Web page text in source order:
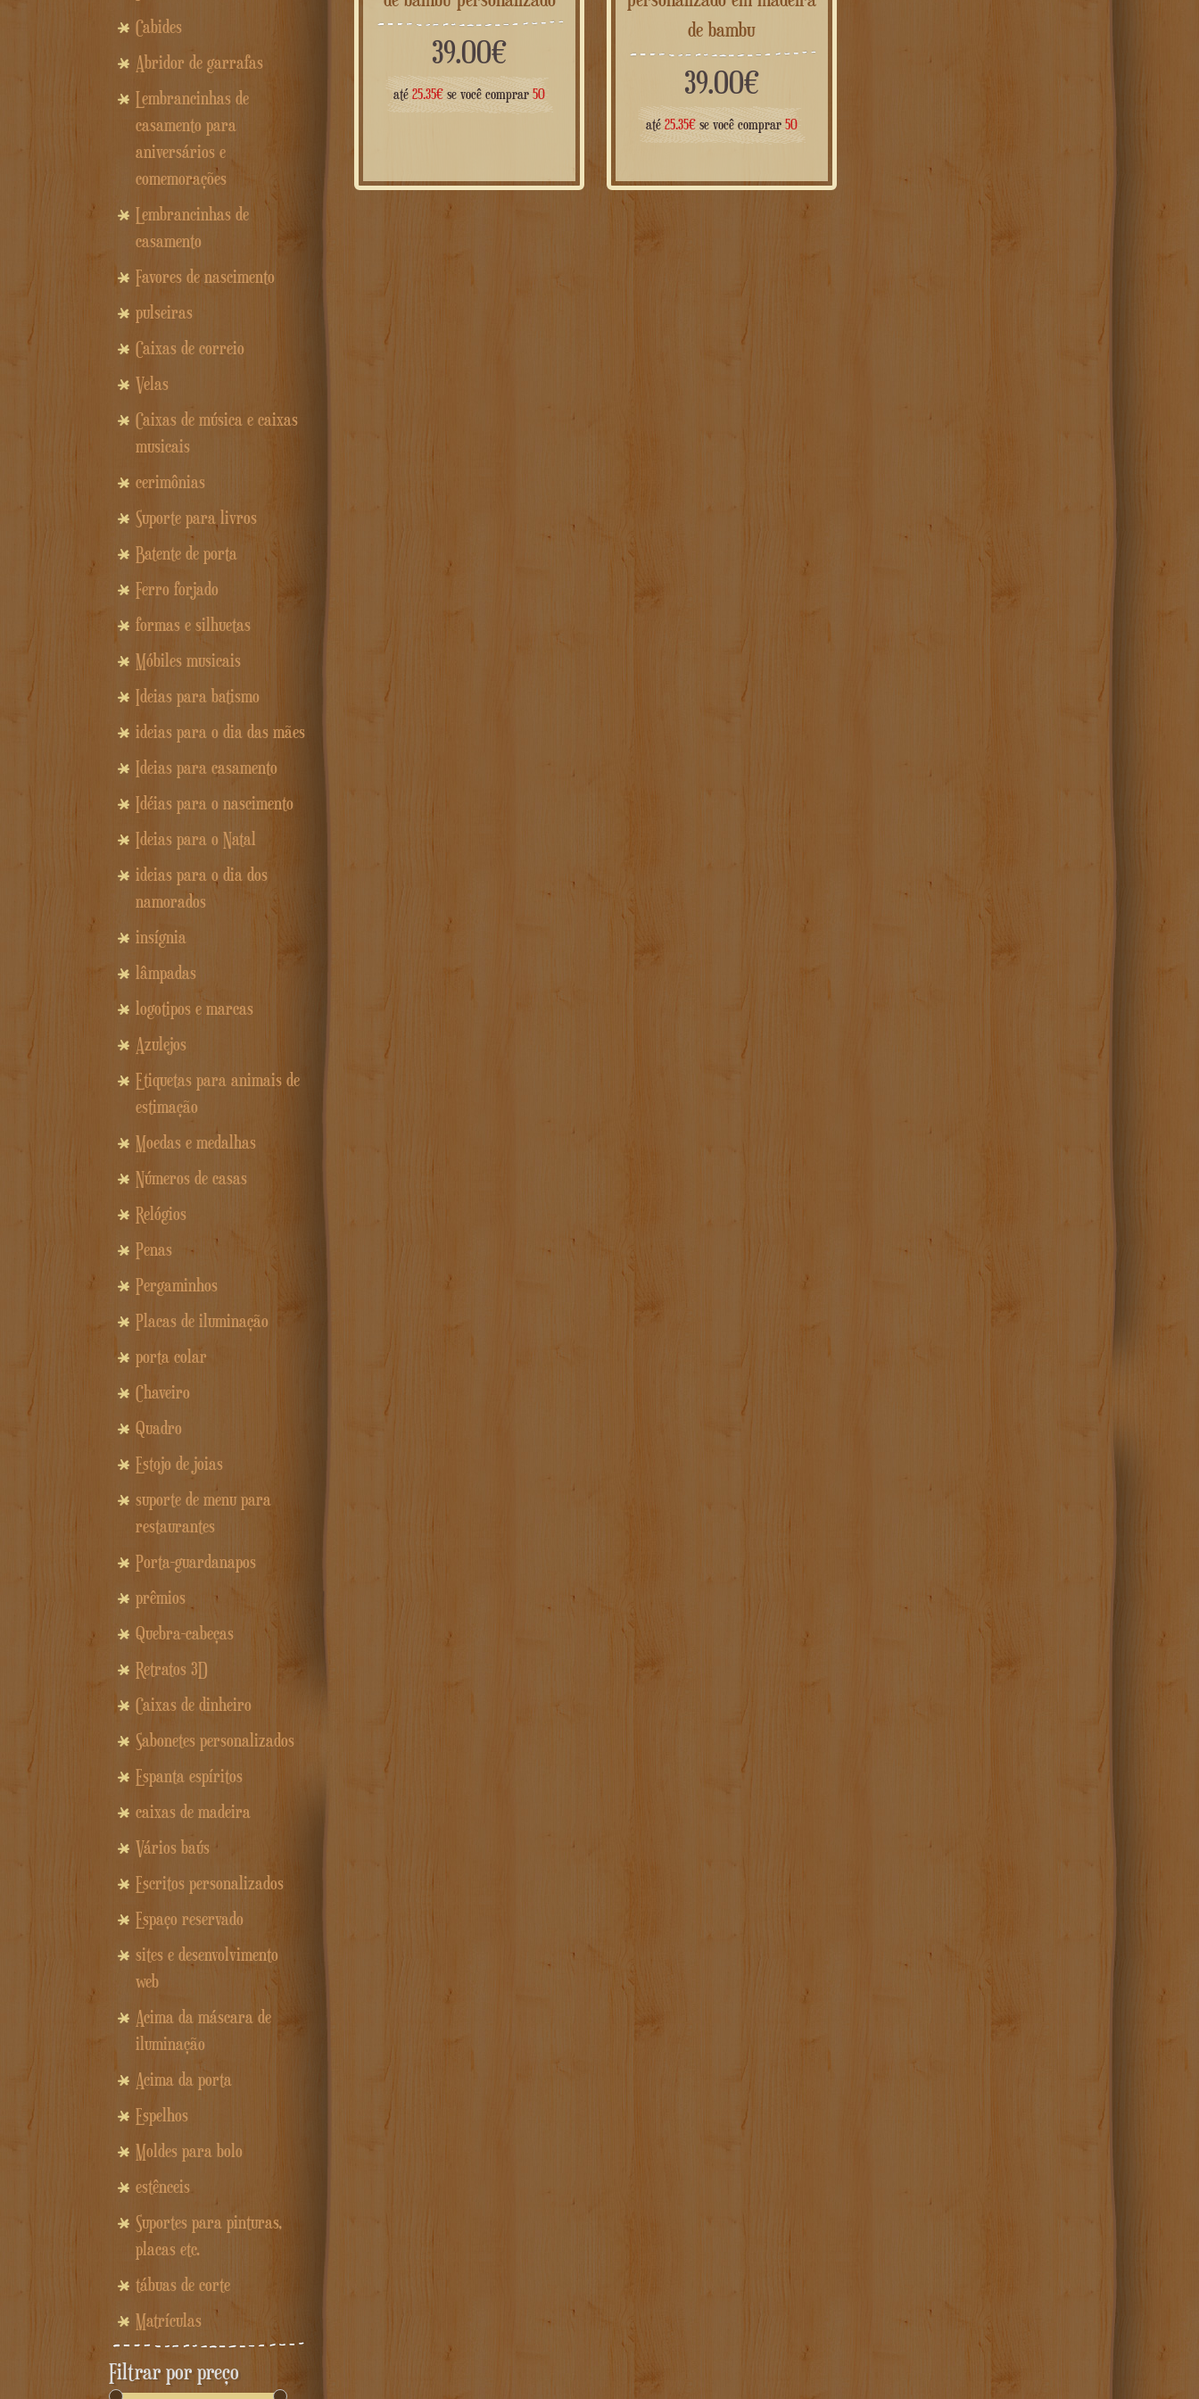
39.00€
até25.35€ se você comprar50
de bambu
39.00€
até25.35€ se você comprar50
Cabides
Abridor de garrafas
Lembrancinhas de
casamento para
aniversários e
comemorações
Lembrancinhas de
casamento
Favores de nascimento
pulseiras
Caixas de correio
Velas
Caixas de música e caixas
musicais
cerimônias
Suporte para livros
Batente de porta
Ferro forjado
formas e silhuetas
Móbiles musicais
Ideias para batismo
ideias para o dia das mães
Ideias para casamento
Idéias para o nascimento
Ideias para o Natal
ideias para o dia dos
namorados
insígnia
lâmpadas
logotipos e marcas
Azulejos
Etiquetas para animais de
estimação
Moedas e medalhas
Números de casas
Relógios
Penas
Pergaminhos
Placas de iluminação
porta colar
Chaveiro
Quadro
Estojo de joias
suporte de menu para
restaurantes
Porta-guardanapos
prêmios
Quebra-cabeças
Retratos 3D
Caixas de dinheiro
Sabonetes personalizados
Espanta espíritos
caixas de madeira
Vários baús
Escritos personalizados
Espaço reservado
sites e desenvolvimento
web
Acima da máscara de
iluminação
Acima da porta
Espelhos
Moldes para bolo
estênceis
Suportes para pinturas,
placas etc.
tábuas de corte
Matrículas
Filtrar por preço